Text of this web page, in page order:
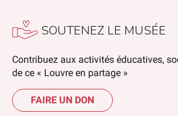
SOUTENEZ LE MUSÉE
Contribuez aux activités éducatives,
de ce « Louvre en partage »
FAIRE UN DON